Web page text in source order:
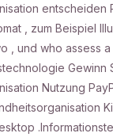
entscheiden
, zum Beispiel
, und who assess
Gewinn
Nutzung